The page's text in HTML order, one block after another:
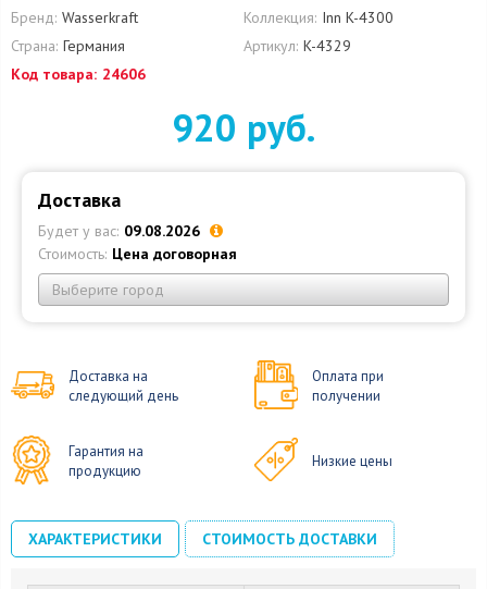
Бренд: Wasserkraft Коллекция: Inn K-4300
Страна: Германия Артикул: K-4329
Код товара: 24606
920 руб.
Доставка
Будет у вас: 09.08.2026
Стоимость: Цена договорная
Выберите город
Доставка на
следующий день
Оплата при
получении
Гарантия на
продукцию
Низкие цены
ХАРАКТЕРИСТИКИ СТОИМОСТЬ ДОСТАВКИ